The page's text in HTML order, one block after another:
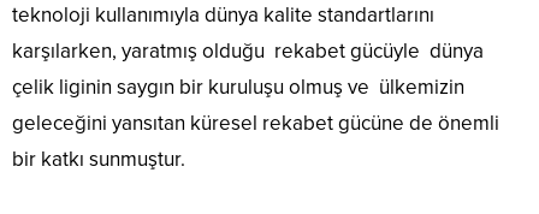
teknoloji kullanımıyla dünya kalite standartlarını
karşılarken, yaratmış olduğu rekabet gücüyle dünya
çelik liginin saygın bir kuruluşu olmuş ve ülkemizin
geleceğini yansıtan küresel rekabet gücüne de önemli
bir katkı sunmuştur.